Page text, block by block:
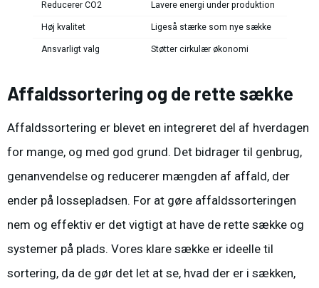
Reducerer CO2 Lavere energi under produktion
Høj kvalitet Ligeså stærke som nye sække
Ansvarligt valg Støtter cirkulær økonomi
Affaldssortering og de rette sække
Affaldssortering er blevet en integreret del af hverdagen
for mange, og med god grund. Det bidrager til genbrug,
genanvendelse og reducerer mængden af affald, der
ender på lossepladsen. For at gøre affaldssorteringen
nem og effektiv er det vigtigt at have de rette sække og
systemer på plads. Vores klare sække er ideelle til
sortering, da de gør det let at se, hvad der er i sækken,